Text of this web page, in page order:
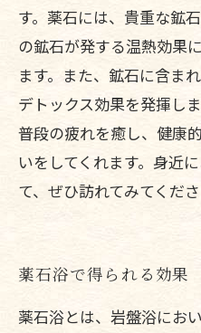
す。薬石には、貴重な鉱
の鉱石が発する温熱効果
ます。また、鉱石に含ま
デトックス効果を発揮し
普段の疲れを癒し、健康
いをしてくれます。身近
て、ぜひ訪れてみてくださ
薬石浴で得られる効果
薬石浴とは、岩盤浴にお